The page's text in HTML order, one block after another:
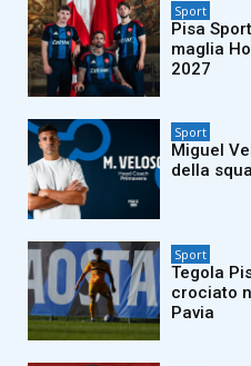
Sport
Pisa
maglia
2027
Sport
Miguel
della
Sport
Tegola
crociato
Pavia